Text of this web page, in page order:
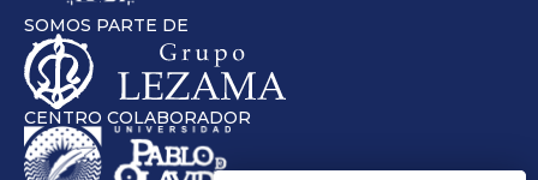
SOMOS PARTE DE
CENTRO COLABORADOR